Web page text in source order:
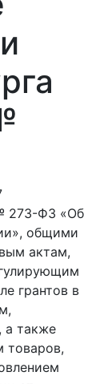
273-ФЗ «Об
общими
актам,
грантов в
а также
товаров,